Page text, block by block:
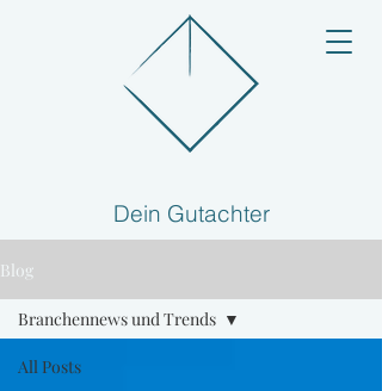
Dein Gutachter
Blog
All Posts
Branchennews und Trends